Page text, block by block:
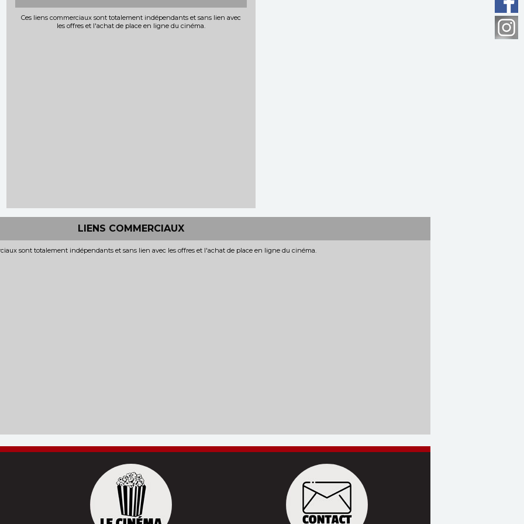
Ces liens commerciaux sont totalement indépendants et sans lien avec
les offres et l'achat de place en ligne du cinéma.
LIENS COMMERCIAUX
sont totalement indépendants et sans lien avec les offres et l'achat de place en ligne du cinéma.